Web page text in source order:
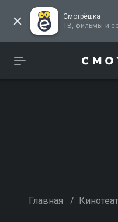
Смотрёшка
ТВ,
Главная /